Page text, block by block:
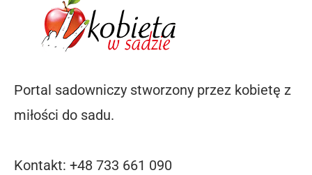
Portal sadowniczy stworzony przez kobietę z
miłości do sadu.
Kontakt: +48 733 661 090